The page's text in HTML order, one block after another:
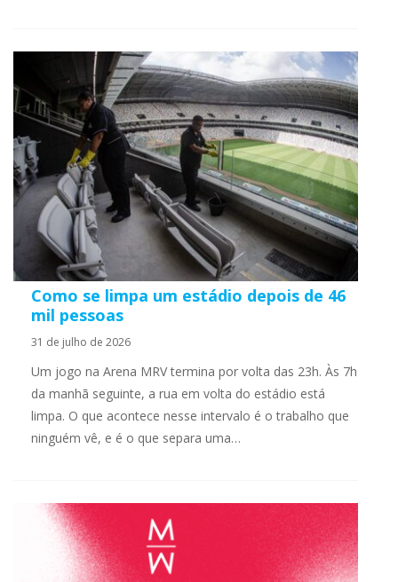
Como se limpa um estádio depois de 46
mil pessoas
31 de julho de 2026
Um jogo na Arena MRV termina por volta das 23h. Às 7h
da manhã seguinte, a rua em volta do estádio está
limpa. O que acontece nesse intervalo é o trabalho que
ninguém vê, e é o que separa uma…